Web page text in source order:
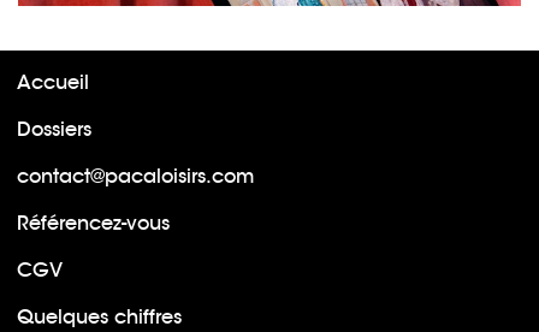
Accueil
Dossiers
contact@pacaloisirs.com
Référencez-vous
CGV
Quelques chiffres